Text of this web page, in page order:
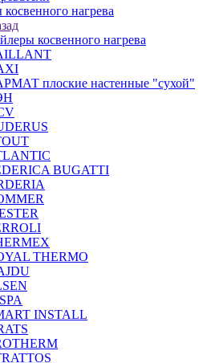
нагрева
косвенного нагрева
плоские настенные "сухой"
BUGATTI
THERMO
INSTALL